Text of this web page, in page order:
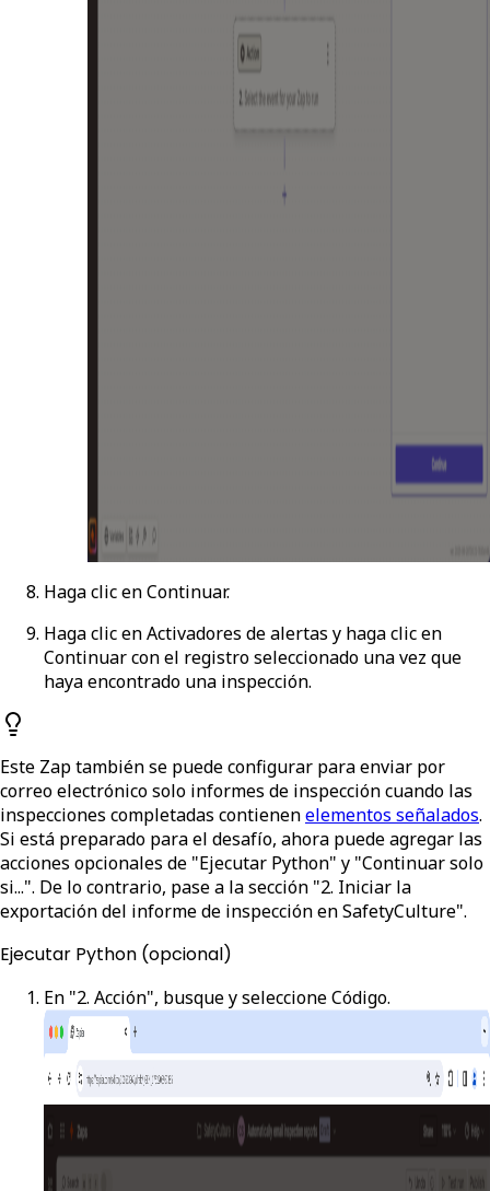
Haga clic enContinuar.
Haga clic enActivadores de alertas y haga clic en
Continuar con el registro seleccionado una vez que
haya encontrado una inspección.
Este Zap también se puede configurar para enviar por
correo electrónico solo informes de inspección cuando las
inspecciones completadas contienenelementos señalados.
Si está preparado para el desafío, ahora puede agregar las
acciones opcionales de "Ejecutar Python" y "Continuar solo
si...". De lo contrario, pase a la sección "2. Iniciar la
exportación del informe de inspección en SafetyCulture".
Ejecutar Python (opcional)
En "2. Acción", busque y seleccioneCódigo.